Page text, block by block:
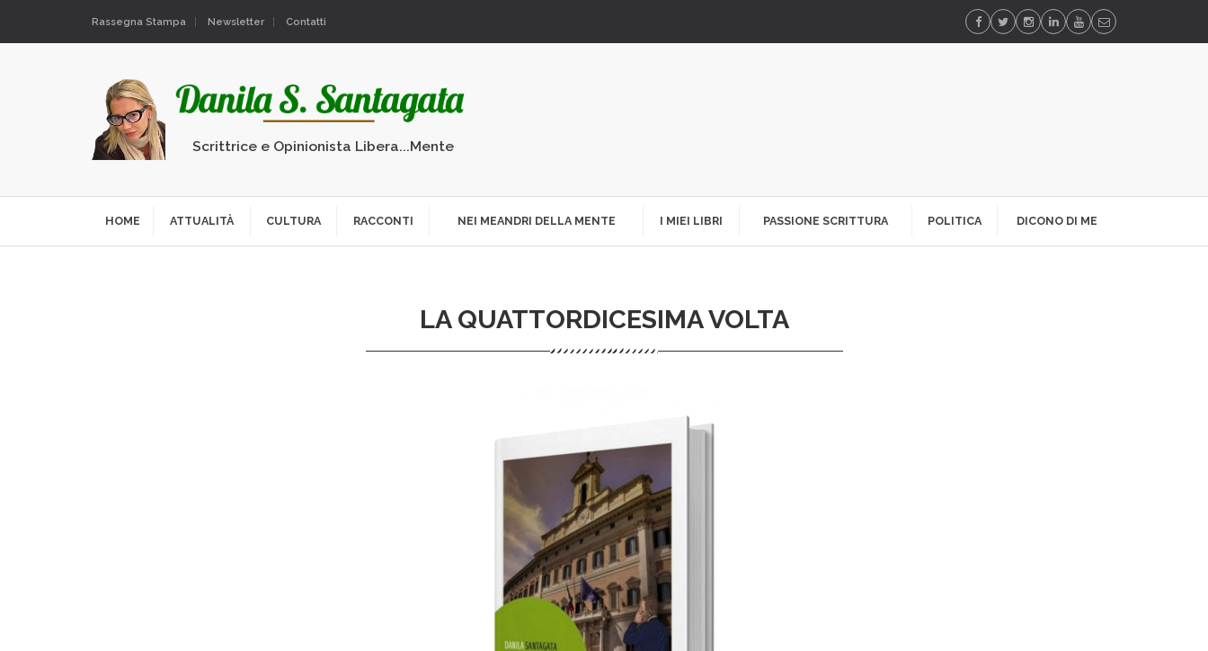
Rassegna Stampa Newsletter Contatti
Scrittrice e Opinionista Libera...Mente
HOME ATTUALITÀ CULTURA RACCONTI NEI MEANDRI DELLA MENTE I MIEI LIBRI PASSIONE SCRITTURA POLITICA DICONO DI ME
LA QUATTORDICESIMA VOLTA